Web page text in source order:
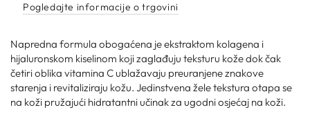
Smoothie
30
Smoothie
30
Pogledajte informacije o trgovini
Napredna formula obogaćena je ekstraktom kolagena i
hijaluronskom kiselinom koji zaglađuju teksturu kože dok čak
četiri oblika vitamina C ublažavaju preuranjene znakove
starenja i revitaliziraju kožu. Jedinstvena žele tekstura otapa se
na koži pružajući hidratantni učinak za ugodni osjećaj na koži.